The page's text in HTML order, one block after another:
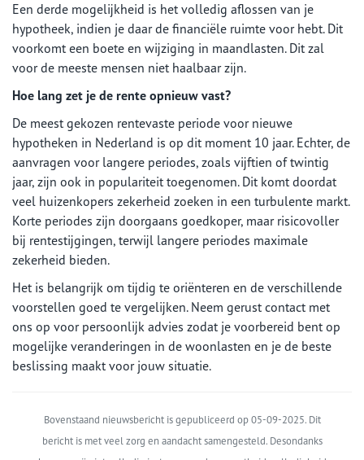
Een derde mogelijkheid is het volledig aflossen van je
hypotheek, indien je daar de financiële ruimte voor hebt. Dit
voorkomt een boete en wijziging in maandlasten. Dit zal
voor de meeste mensen niet haalbaar zijn.
Hoe lang zet je de rente opnieuw vast?
De meest gekozen rentevaste periode voor nieuwe
hypotheken in Nederland is op dit moment 10 jaar. Echter, de
aanvragen voor langere periodes, zoals vijftien of twintig
jaar, zijn ook in populariteit toegenomen. Dit komt doordat
veel huizenkopers zekerheid zoeken in een turbulente markt.
Korte periodes zijn doorgaans goedkoper, maar risicovoller
bij rentestijgingen, terwijl langere periodes maximale
zekerheid bieden.
Het is belangrijk om tijdig te oriënteren en de verschillende
voorstellen goed te vergelijken. Neem gerust contact met
ons op voor persoonlijk advies zodat je voorbereid bent op
mogelijke veranderingen in de woonlasten en je de beste
beslissing maakt voor jouw situatie.
Bovenstaand nieuwsbericht is gepubliceerd op 05-09-2025. Dit
bericht is met veel zorg en aandacht samengesteld. Desondanks